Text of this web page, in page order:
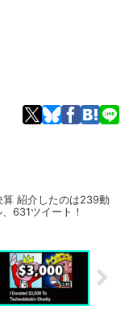
紹介したのは239動
631ツイート！